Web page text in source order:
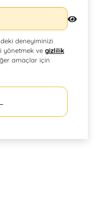
deneyiminizi
yönetmek ve gizlilik
amaçlar için